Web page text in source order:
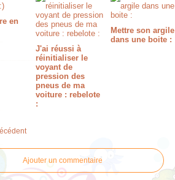
en
J'ai réussi à
réinitialiser le
voyant de
pression des
pneus de ma
voiture : rebelote
:
Mettre son argile
dans une boite :
Ajouter un commentaire